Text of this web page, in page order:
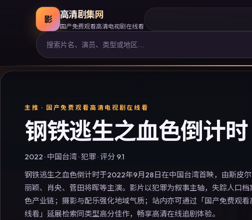
影 高清剧集网
国产免费观看高清电视剧在线看
主推 · 国产免费观看高清电视剧在线看
钢铁逃生之血色倒计时
2022 · 中国台湾·犯罪· 评分 9.1
钢铁逃生之血色倒计时于2022年9月28日在中国台湾首映，由斯皮
丽颖、肖央、菅田将晖等主演。影片以犯罪为叙事主轴，失踪人口档
色产业链；摄影与配乐强化地域气质；站内亦可通过「国产免费观看
线看」延展检索同类型高分佳作，畅享高清在线追剧体验。